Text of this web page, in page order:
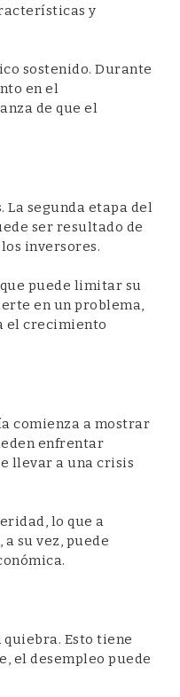
y
sostenido. Durante
en el
de que el
La segunda etapa del
ser resultado de
inversores.
puede limitar su
en un problema,
el crecimiento
comienza a mostrar
enfrentar
llevar a una crisis
lo que a
su vez, puede
Esto tiene
el desempleo puede